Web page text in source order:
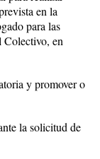
en la
para las
Colectivo, en
y promover o
la solicitud de